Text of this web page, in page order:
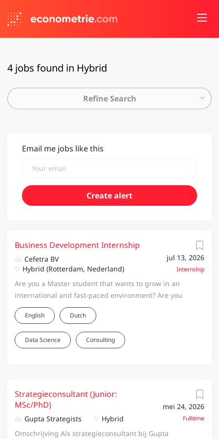
4 jobs found in Hybrid
Refine Search
Email me jobs like this
jul 13, 2026
Internship
Business Development Internship
Cefetra BV
Hybrid (Rotterdam, Nederland)
Are you a Master student that wants to grow in an
international and fast-paced environment? Are you
looking for an assignment to develop a strategic
advice to top management on a new business -
product, market or service? Then the internship
Cefetra might be the fit for you! Who we are The
the ingredients business. Collectively we employ over
700+ people across 35 offices in 20 countries around
the world. We work closely together to guarantee the
best possible service to our customers. We develop
supply chains with suppliers and create value by
English Dutch
Data Science Consulting
mei 24, 2026
Fulltime
Strategieconsultant (Junior:
MSc/PhD)
Gupta Strategists
Hybrid
Omschrijving Als strategieconsultant bij Gupta